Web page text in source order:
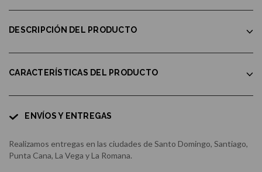
DESCRIPCIÓN DEL PRODUCTO
CARACTERÍSTICAS DEL PRODUCTO
ENVÍOS Y ENTREGAS
Realizamos entregas en las ciudades de Santo Domingo, Santiago,
Punta Cana, La Vega y La Romana.